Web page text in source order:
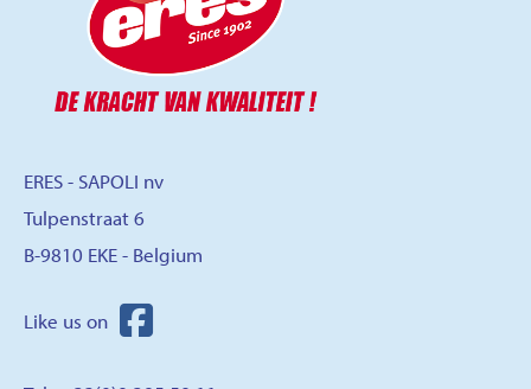
ERES - SAPOLI nv
Tulpenstraat 6
B-9810 EKE - Belgium